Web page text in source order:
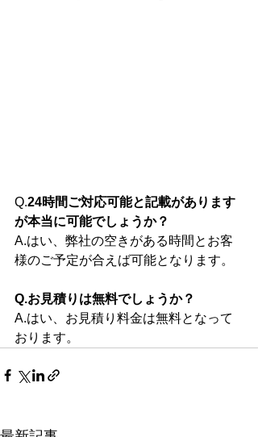
Q.24時間ご対応可能と記載があります
が本当に可能でしょうか？
A.はい、弊社の空きがある時間とお客
様のご予定が合えば可能となります。
Q.お見積りは無料でしょうか？
A.はい、お見積り料金は無料となって
おります。